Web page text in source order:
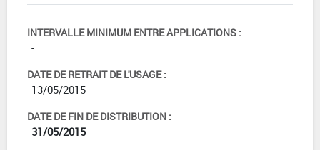
INTERVALLE MINIMUM ENTRE APPLICATIONS :
-
DATE DE RETRAIT DE L'USAGE :
13/05/2015
DATE DE FIN DE DISTRIBUTION :
31/05/2015